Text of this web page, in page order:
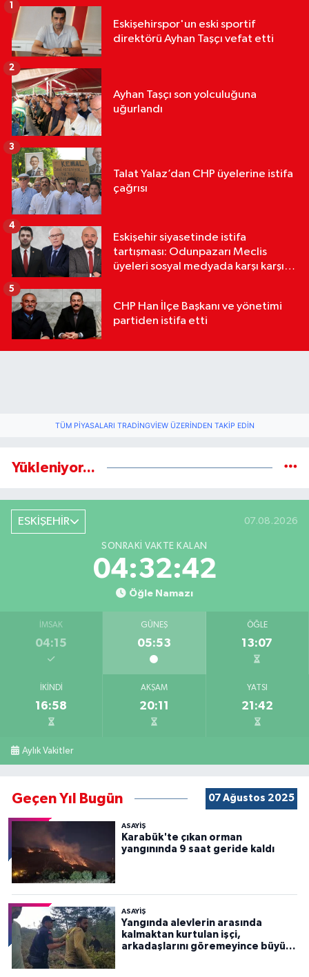
Eskişehirspor'un eski sportif
direktörü Ayhan Taşçı vefat etti
Ayhan Taşçı son yolculuğuna
uğurlandı
2
Talat Yalaz’dan CHP üyelerine istifa
çağrısı
3
Eskişehir siyasetinde istifa
tartışması: Odunpazarı Meclis
üyeleri sosyal medyada karşı karşıya
4
CHP Han İlçe Başkanı ve yönetimi
partiden istifa etti
5
TÜM PIYASALARI TRADINGVIEW ÜZERINDEN TAKIP EDIN
Yükleniyor...
ESKİŞEHİR 07.08.2026
SONRAKI VAKTE KALAN
04:32:41
Öğle Namazı
İMSAK
04:15
GÜNEŞ
05:53
ÖĞLE
13:07
İKINDI
16:58
AKŞAM
20:11
YATSI
21:42
Aylık Vakitler
Geçen Yıl Bugün 07 Ağustos 2025
ASAYİŞ
Karabük'te çıkan orman
yangınında 9 saat geride kaldı
ASAYİŞ
Yangında alevlerin arasında
kalmaktan kurtulan işçi,
arkadaşlarını göremeyince büyük